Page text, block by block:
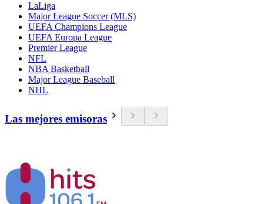
LaLiga
Major League Soccer (MLS)
UEFA Champions League
UEFA Europa League
Premier League
NFL
NBA Basketball
Major League Baseball
NHL
Las mejores emisoras